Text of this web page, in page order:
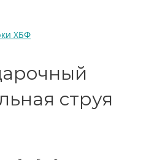
ХБФ
струя